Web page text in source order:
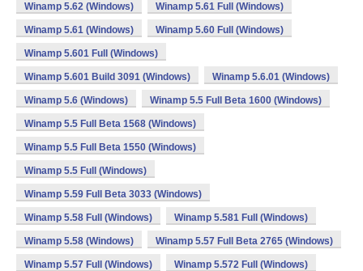
Winamp 5.62 (Windows) Winamp 5.61 Full (Windows)
Winamp 5.61 (Windows) Winamp 5.60 Full (Windows)
Winamp 5.601 Full (Windows)
Winamp 5.601 Build 3091 (Windows) Winamp 5.6.01 (Windows)
Winamp 5.6 (Windows) Winamp 5.5 Full Beta 1600 (Windows)
Winamp 5.5 Full Beta 1568 (Windows)
Winamp 5.5 Full Beta 1550 (Windows)
Winamp 5.5 Full (Windows)
Winamp 5.59 Full Beta 3033 (Windows)
Winamp 5.58 Full (Windows) Winamp 5.581 Full (Windows)
Winamp 5.58 (Windows) Winamp 5.57 Full Beta 2765 (Windows)
Winamp 5.57 Full (Windows) Winamp 5.572 Full (Windows)